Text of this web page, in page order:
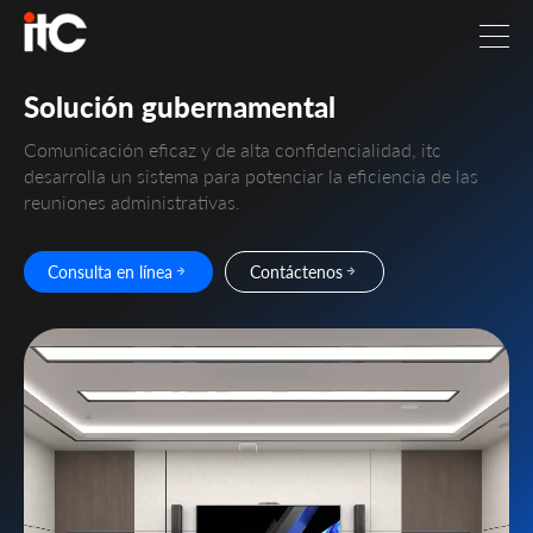
Solución gubernamental
Comunicación eficaz y de alta confidencialidad, itc
desarrolla un sistema para potenciar la eficiencia de las
reuniones administrativas.
Consulta en línea Contáctenos